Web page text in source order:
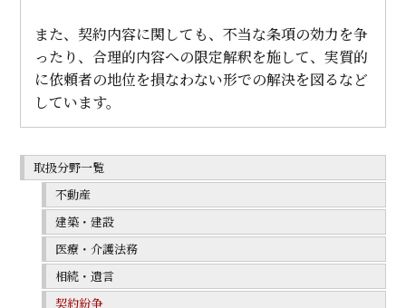
取扱分野一覧
不動産
建築・建設
医療・介護法務
相続・遺言
契約紛争
また、契約内容に関しても、不当な条項の効力を争
ったり、合理的内容への限定解釈を施して、実質的
に依頼者の地位を損なわない形での解決を図るなど
しています。